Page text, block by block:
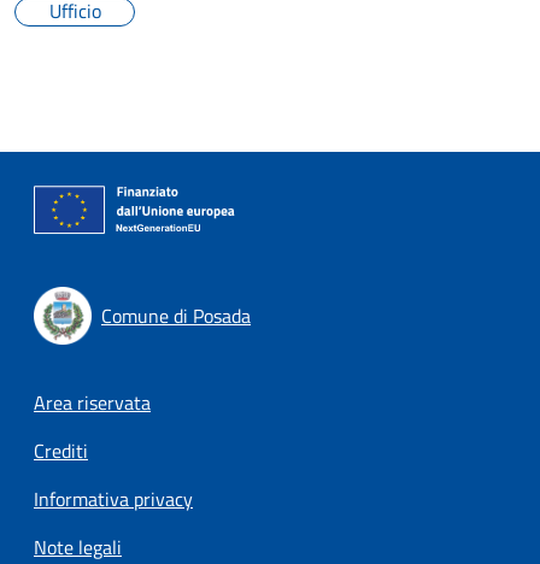
Ufficio
Comune di Posada
Footer menu
Area riservata
Crediti
Informativa privacy
Note legali